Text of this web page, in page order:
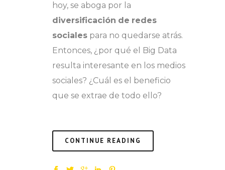
hoy, se aboga por la
diversificación de redes
sociales para no quedarse atrás.
Entonces, ¿por qué el Big Data
resulta interesante en los medios
sociales? ¿Cuál es el beneficio
que se extrae de todo ello?
CONTINUE READING